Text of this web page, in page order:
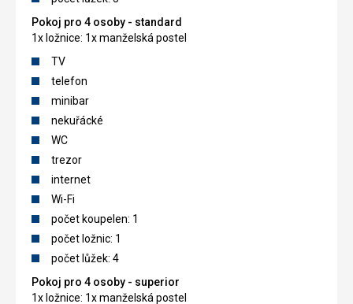
Pokoj pro 4 osoby - standard
1x ložnice: 1x manželská postel
TV
telefon
minibar
nekuřácké
WC
trezor
internet
Wi-Fi
počet koupelen: 1
počet ložnic: 1
počet lůžek: 4
Pokoj pro 4 osoby - superior
1x ložnice: 1x manželská postel